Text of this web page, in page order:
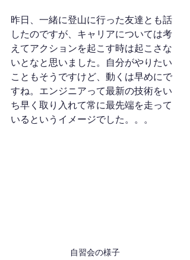
昨日、一緒に登山に行った友達とも話
したのですが、キャリアについては考
えてアクションを起こす時は起こさな
いとなと思いました。自分がやりたい
こともそうですけど、動くは早めにで
すね。エンジニアって最新の技術をい
ち早く取り入れて常に最先端を走って
いるというイメージでした。。。
自習会の様子